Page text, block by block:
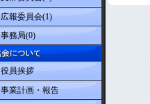
広報委員会(1)
事務局(0)
役員挨拶
事業計画・報告